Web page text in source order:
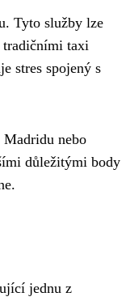
Tyto služby lze
tradičními taxi
stres spojený s
Madridu nebo
důležitými body
jednu z